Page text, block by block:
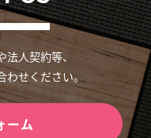
人契約等、
わせください。
ーム